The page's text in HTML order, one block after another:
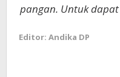
pangan. Untuk
Editor: Andika DP